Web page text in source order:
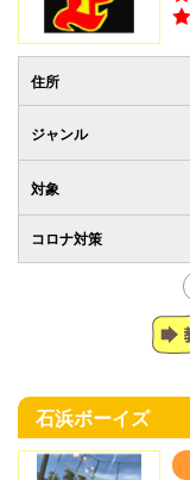
住所
ジャンル
対象
コロナ対策
石浜ボーイズ